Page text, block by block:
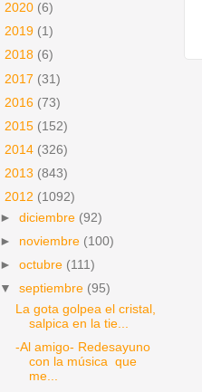
2020 (6)
2019 (1)
2018 (6)
2017 (31)
2016 (73)
2015 (152)
2014 (326)
2013 (843)
2012 (1092)
►diciembre (92)
► noviembre (100)
►octubre (111)
▼septiembre (95)
La gota golpea el cristal,
salpica en la tie...
-Al amigo- Redesayuno
con la música que
me...